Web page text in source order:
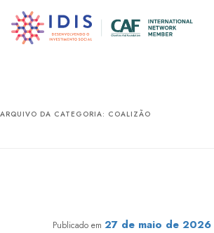
para
para
ARQUIVO DA CATEGORIA: COALIZÃO
Publicado em 27 de maio de 2026